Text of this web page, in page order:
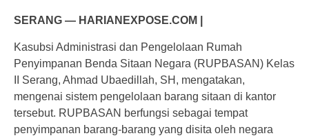
SERANG — HARIANEXPOSE.COM |
Kasubsi Administrasi dan Pengelolaan Rumah
Penyimpanan Benda Sitaan Negara (RUPBASAN) Kelas
II Serang, Ahmad Ubaedillah, SH, mengatakan,
mengenai sistem pengelolaan barang sitaan di kantor
tersebut. RUPBASAN berfungsi sebagai tempat
penyimpanan barang-barang yang disita oleh negara